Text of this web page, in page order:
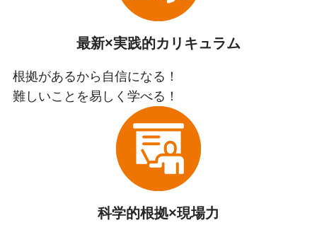
最新×実践的カリキュラム
根拠があるから自信になる！
難しいことを易しく学べる！
科学的根拠×現場力